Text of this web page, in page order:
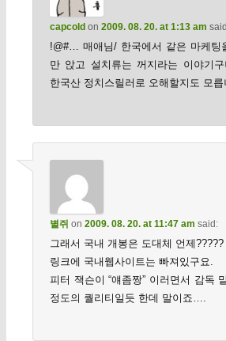
capcoldon 2009. 08. 20. at 1:13 am
!@#… 매애님/ 한국에서 같은 마케팅
만 앉고 설치류는 꺼지라는 이야기구
한국산 정치스릴러로 오해할지도 모릅
별쥐 on 2009. 08. 20. at 11:47 am said:
그래서 국내 개봉은 도대체 언제?????
링크에 국내웹사이트는 빠져있구요.
피터 잭슨이 “얘좀짱” 이러면서 감독
정도의 퀄리티일듯 한데 말이죠….